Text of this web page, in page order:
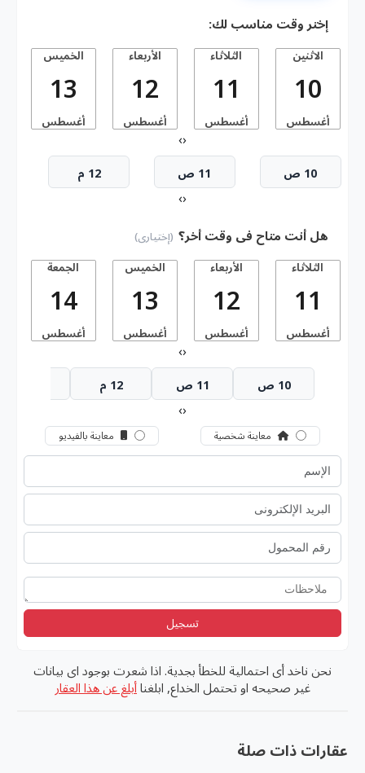
إختر وقت مناسب لك:
الاثنين
10
أغسطس
الثلاثاء
11
أغسطس
الأربعاء
12
أغسطس
الخميس
13
أغسطس
‹
›
10 ص 11 ص 12 م
‹
›
هل أنت متاح فى وقت أخر؟ (إختيارى)
الثلاثاء
11
أغسطس
الأربعاء
12
أغسطس
الخميس
13
أغسطس
الجمعة
14
أغسطس
‹
›
10 ص 11 ص 12 م
‹
›
معاينة شخصية معاينة بالفيديو
تسجيل
نحن ناخد أى احتمالية للخطأ بجدية. اذا شعرت بوجود اى بيانات
غير صحيحه او تحتمل الخداع, ابلغنا أبلغ عن هذا العقار
عقارات ذات صلة